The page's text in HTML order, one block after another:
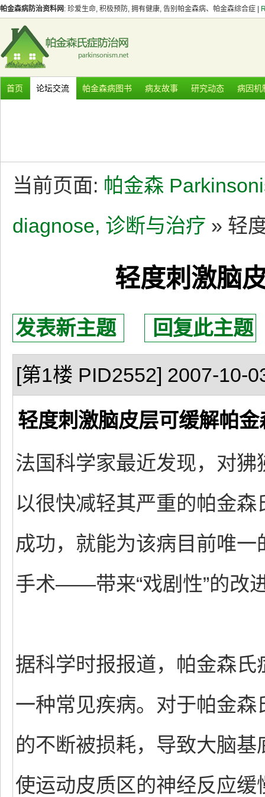
帕金森病防治资料网 : 珍爱生命, 积极预防, 拥有健康, 告别帕金森病、帕金森综合症 |
首页 论坛交流 帕金森病图书 病友故事 研究动态 病因机
当前页面: 帕金森
diagnose, 诊断与治疗 » 轻
轻度刺激脑
发表新主题 回复此主题
[第1楼 PID2552] 2007-10-
轻度刺激脑皮层可缓解帕金
法国科学家最近发现，对
以很快减轻其严重的帕金
成功，就能为该病目前唯
手术——带来“戏剧性”的改
据科学时报报道，帕金森氏
一种常见疾病。对于帕金
的不断被损耗，导致大脑
使运动皮质区的神经反应